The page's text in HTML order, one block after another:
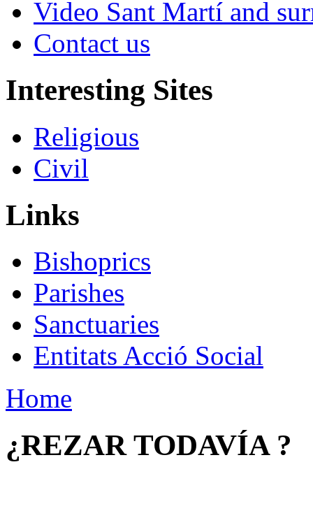
Video Sant Martí and
Contact us
Interesting Sites
Religious
Civil
Links
Bishoprics
Parishes
Sanctuaries
Entitats Acció Social
Home
¿REZAR TODAVÍA ?